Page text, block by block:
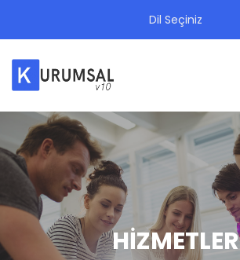
Dil Seçiniz
HİZMETLER